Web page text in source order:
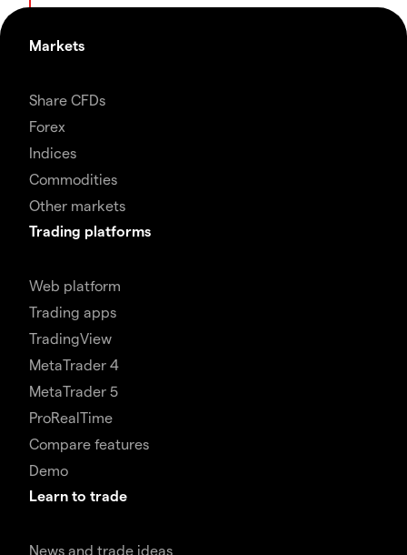
Markets
Share CFDs
Forex
Indices
Commodities
Other markets
Trading platforms
Web platform
Trading apps
TradingView
MetaTrader 4
MetaTrader 5
ProRealTime
Compare features
Demo
Learn to trade
News and trade ideas